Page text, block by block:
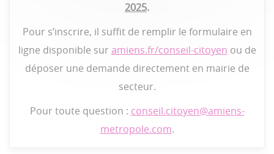
2025.
Pour s’inscrire, il suffit de remplir le formulaire en
ligne disponible sur amiens.fr/conseil-citoyen ou de
déposer une demande directement en mairie de
secteur.
Pour toute question : conseil.citoyen@amiens-
metropole.com.